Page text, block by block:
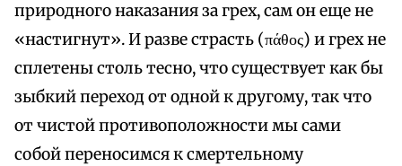
природного наказания за грех, сам он еще не
«настигнут». И разве страсть (πάθος) и грех не
сплетены столь тесно, что существует как бы
зыбкий переход от одной к другому, так что
от чистой противоположности мы сами
собой переносимся к смертельному